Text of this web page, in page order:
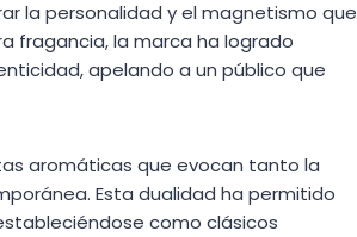
la personalidad y el magnetismo que
fragancia, la marca ha logrado
apelando a un público que
aromáticas que evocan tanto la
Esta dualidad ha permitido
como clásicos